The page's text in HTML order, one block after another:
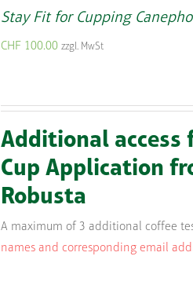
Stay Fit for Cupping
CHF 100.00 zzgl. MwSt
Additional access
Cup Application
Robusta
A maximum of 3 additional coffee
names and corresponding email